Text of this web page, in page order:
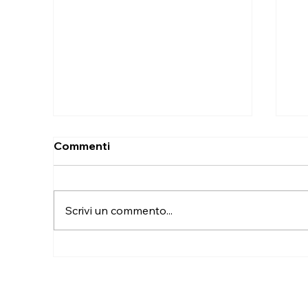
Commenti
Scrivi un commento...